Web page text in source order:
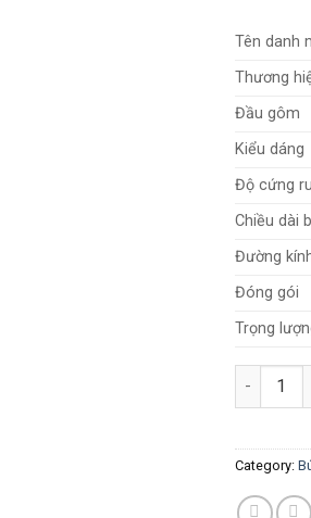
Tên danh
Thương
Đầu gôm
Kiểu dáng
Độ cứng
Chiều dài
Đường
Đóng gói
Trọng
Bút chì
Category: